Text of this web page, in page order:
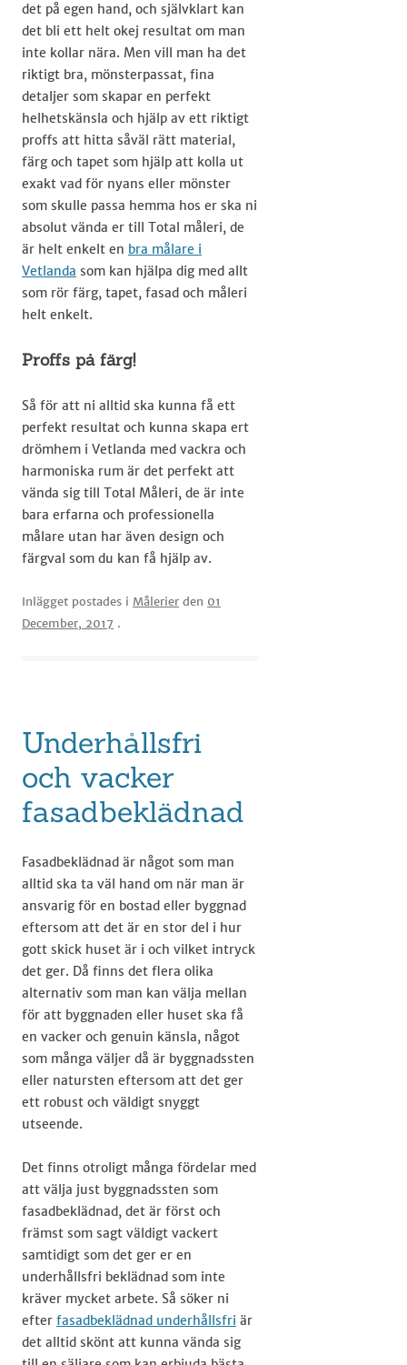
det på egen hand, och självklart kan
det bli ett helt okej resultat om man
inte kollar nära. Men vill man ha det
riktigt bra, mönsterpassat, fina
detaljer som skapar en perfekt
helhetskänsla och hjälp av ett riktigt
proffs att hitta såväl rätt material,
färg och tapet som hjälp att kolla ut
exakt vad för nyans eller mönster
som skulle passa hemma hos er ska ni
absolut vända er till Total måleri, de
är helt enkelt en bra målare i
Vetlanda som kan hjälpa dig med allt
som rör färg, tapet, fasad och måleri
helt enkelt.​
Proffs på färg!
Så för att ni alltid ska kunna få ett
perfekt resultat och kunna skapa ert
drömhem i Vetlanda med vackra och
harmoniska rum är det perfekt att
vända sig till Total Måleri, de är inte
bara erfarna och professionella
målare utan har även design och
färgval som du kan få hjälp av.
Inlägget postades i Målerier den 01
December, 2017 .
Underhållsfri
och vacker
fasadbeklädnad
Fasadbeklädnad är något som man
alltid ska ta väl hand om när man är
ansvarig för en bostad eller byggnad
eftersom att det är en stor del i hur
gott skick huset är i och vilket intryck
det ger. Då finns det flera olika
alternativ som man kan välja mellan
för att byggnaden eller huset ska få
en vacker och genuin känsla, något
som många väljer då är byggnadssten
eller natursten eftersom att det ger
ett robust och väldigt snyggt
utseende.
Det finns otroligt många fördelar med
att välja just byggnadssten som
fasadbeklädnad, det är först och
främst som sagt väldigt vackert
samtidigt som det ger er en
underhållsfri beklädnad som inte
kräver mycket arbete. Så söker ni
efter fasadbeklädnad underhållsfri är
det alltid skönt att kunna vända sig